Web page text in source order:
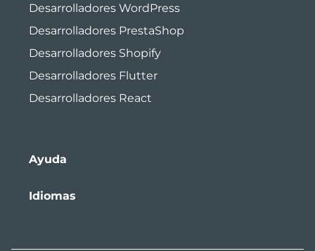
Desarrolladores WordPress
Desarrolladores PrestaShop
Desarrolladores Shopify
Desarrolladores Flutter
Desarrolladores React
Ayuda
Idiomas